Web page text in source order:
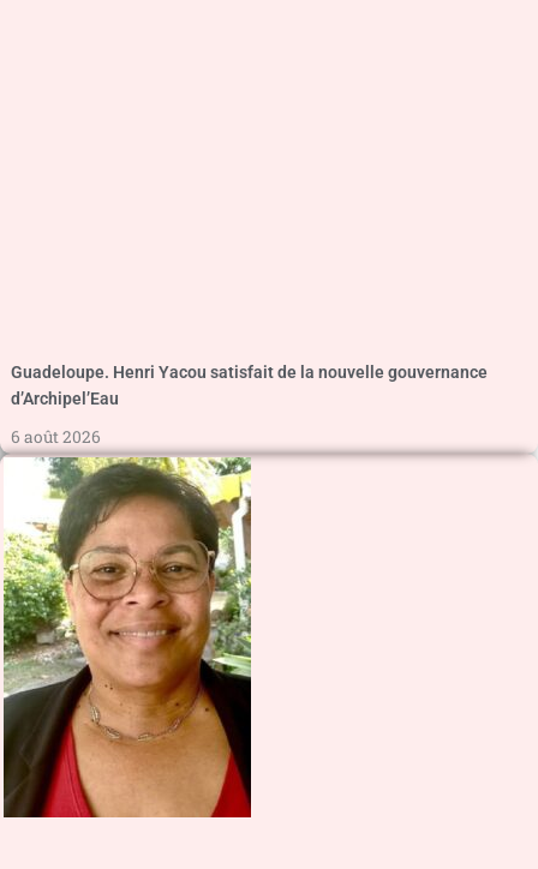
Guadeloupe. Henri Yacou satisfait de la nouvelle gouvernance
d’Archipel’Eau
6 août 2026